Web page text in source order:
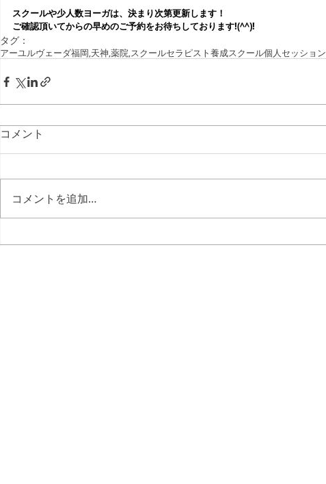
スクールや少人数ヨーガは、決まり次第更新します！
ご確認頂いてからの早めのご予約をお待ちしております!(^^)!
タグ：
アーユルヴェーダ福岡,天神,薬院,スクールセラピスト養成スクール個人セッション
コメント
コメントを追加…